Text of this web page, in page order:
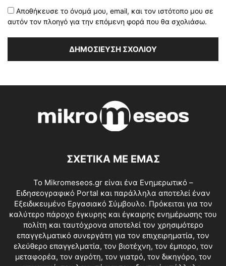
Αποθήκευσε το όνομά μου, email, και τον ιστότοπο μου σε
αυτόν τον πλοηγό για την επόμενη φορά που θα σχολιάσω.
ΣΧΕΤΙΚΑ ΜΕ ΕΜΑΣ
Το Mikromeseos.gr είναι ένα Ενημερωτικό –
Ειδησεογραφικό Portal και παράλληλα αποτελεί έναν
Εξειδικευμένο Εργασιακό Σύμβουλο. Πρόκειται για τον
καλύτερο πάροχο έγκυρης και έγκαιρης ενημέρωσης του
πολίτη και ταυτόχρονα αποτελεί τον χρησιμότερο
επαγγελματικό συνεργάτη για τον επιχειρηματία, τον
ελεύθερο επαγγελματία, τον βιοτέχνη, τον έμπορο, τον
μεταφορέα, τον αγρότη, τον γιατρό, τον δικηγόρο, τον